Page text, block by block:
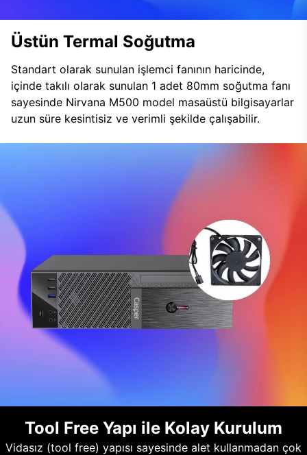
Üstün Termal Soğutma
Standart olarak sunulan işlemci fanının haricinde,
içinde takılı olarak sunulan 1 adet 80mm soğutma fanı
sayesinde Nirvana M500 model masaüstü bilgisayarlar
uzun süre kesintisiz ve verimli şekilde çalışabilir.
Tool Free Yapı ile Kolay Kurulum
Vidasız (tool free) yapısı sayesinde alet kullanmadan çok